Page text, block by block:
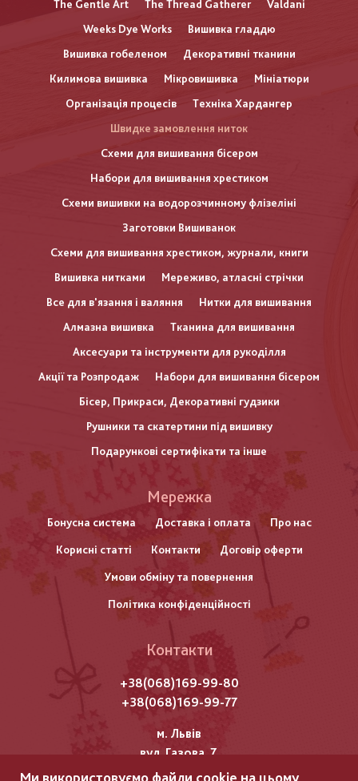
The Gentle Art
The Thread Gatherer
Valdani
Weeks Dye Works
Вишивка гладдю
Вишивка гобеленом
Декоративні тканини
Килимова вишивка
Мікровишивка
Мініатюри
Організація процесів
Техніка Хардангер
Швидке замовлення ниток
Схеми для вишивання бісером
Набори для вишивання хрестиком
Схеми вишивки на водорозчинному флізеліні
Заготовки Вишиванок
Схеми для вишивання хрестиком, журнали, книги
Вишивка нитками
Мереживо, атласні стрічки
Все для в'язання і валяння
Нитки для вишивання
Алмазна вишивка
Тканина для вишивання
Аксесуари та інструменти для рукоділля
Акції та Розпродаж
Набори для вишивання бісером
Бісер, Прикраси, Декоративні гудзики
Рушники та скатертини під вишивку
Подарункові сертифікати та інше
нижнього
колонтитулу
Мережка
Бонусна система Доставка і оплата Про нас
Корисні статті Контакти Договір оферти
Умови обміну та повернення
Політика конфіденційності
Контакти
+38(068)169-99-80
+38(068)169-99-77
м. Львів
вул. Газова, 7
Ми використовуємо файли cookie на цьому